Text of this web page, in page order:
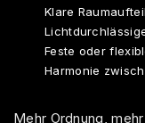
Klare
Feste oder
Harmonie
Mehr Ordnung,